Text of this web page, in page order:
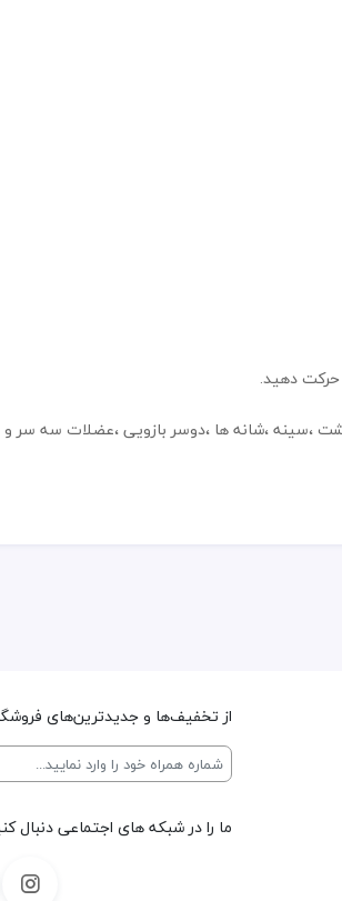
حرکت دهید.
،سینه ،شانه ها ،دوسر بازویی ،عضلات سه سر
از تخفیف‌ها و جدیدترین‌های
ما را در شبکه های اجتماعی دنبال